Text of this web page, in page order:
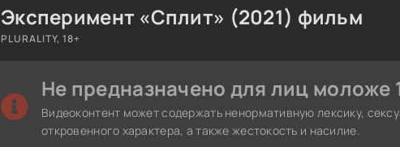
Эксперимент «Сплит» (2021) фильм
PLURALITY, 18+
Не предназначено для лиц моложе
Видеоконтент может содержать ненормативную лексику,
откровенного характера, а также жестокость и насилие.